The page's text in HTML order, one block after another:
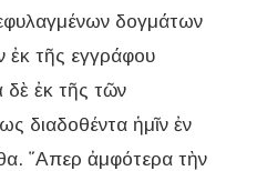
δογμάτων
ἐκ τῆς εγγράφου
δὲ ἐκ τῆς τῶν
διαδοθέντα ἡμῖν ἐν
῞Απερ ἀμφότερα τὴν